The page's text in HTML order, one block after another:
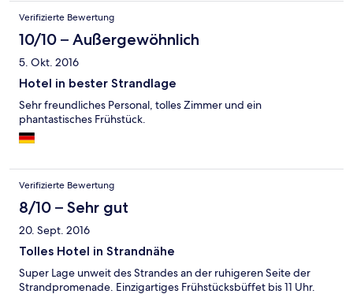
Verifizierte Bewertung
10/10 – Außergewöhnlich
5. Okt. 2016
Hotel in bester Strandlage
Sehr freundliches Personal, tolles Zimmer und ein
phantastisches Frühstück.
Verifizierte Bewertung
8/10 – Sehr gut
20. Sept. 2016
Tolles Hotel in Strandnähe
Super Lage unweit des Strandes an der ruhigeren Seite der
Strandpromenade. Einzigartiges Frühstücksbüffet bis 11 Uhr.